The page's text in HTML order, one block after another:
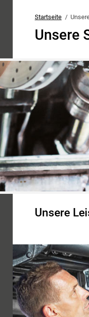
Startseite
Unsere
Unsere